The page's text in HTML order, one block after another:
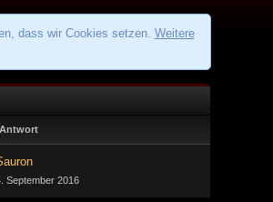
dass wir Cookies setzen. Weitere
September 2016